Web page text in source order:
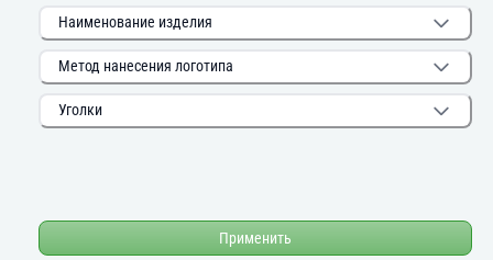
Наименование изделия
Метод нанесения логотипа
Уголки
Применить